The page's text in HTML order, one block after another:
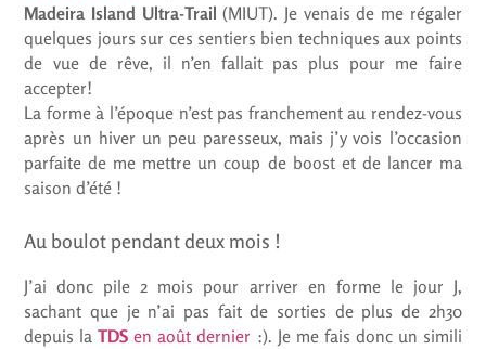
Madeira Island Ultra-Trail (MIUT). Je venais de me régaler
quelques jours sur ces sentiers bien techniques aux points
de vue de rêve, il n’en fallait pas plus pour me faire
accepter!
La forme à l’époque n’est pas franchement au rendez-vous
après un hiver un peu paresseux, mais j’y vois l’occasion
parfaite de me mettre un coup de boost et de lancer ma
saison d’été !
Au boulot pendant deux mois !
J’ai donc pile 2 mois pour arriver en forme le jour J,
sachant que je n’ai pas fait de sorties de plus de 2h30
depuis laTDS en août dernier :). Je me fais donc un simili